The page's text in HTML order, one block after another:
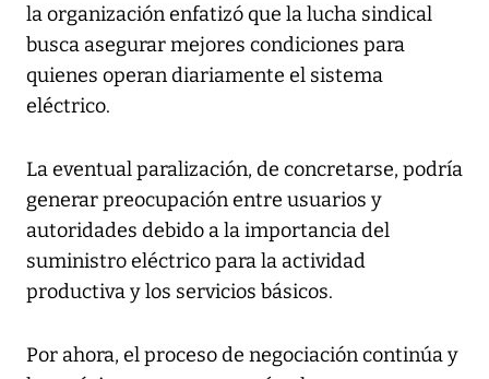
la organización enfatizó que la lucha sindical
busca asegurar mejores condiciones para
quienes operan diariamente el sistema
eléctrico.
La eventual paralización, de concretarse, podría
generar preocupación entre usuarios y
autoridades debido a la importancia del
suministro eléctrico para la actividad
productiva y los servicios básicos.
Por ahora, el proceso de negociación continúa y